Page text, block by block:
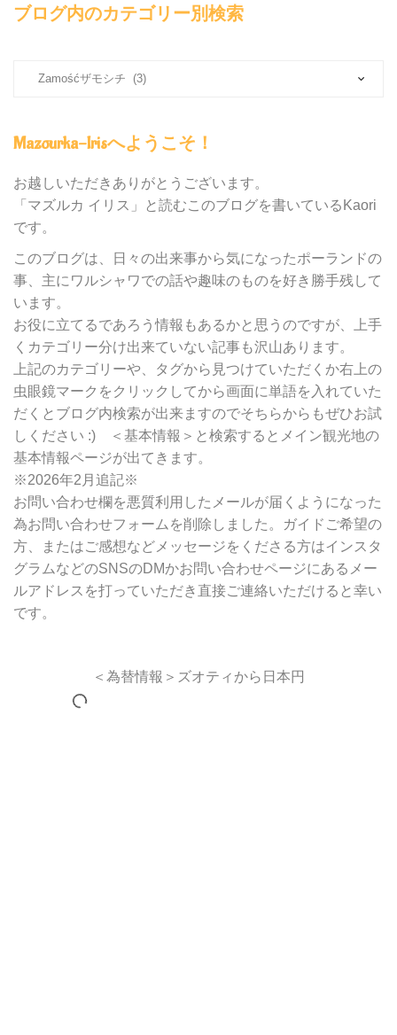
ブログ内のカテゴリー別検索
の
テ
ゴ
ー
別
検
索
Mazourka-Irisへようこそ！
お越しいただきありがとうございます。
「マズルカ イリス」と読むこのブログを書いているKaori
です。
このブログは、日々の出来事から気になったポーランドの
事、主にワルシャワでの話や趣味のものを好き勝手残して
います。
お役に立てるであろう情報もあるかと思うのですが、上手
くカテゴリー分け出来ていない記事も沢山あります。
上記のカテゴリーや、タグから見つけていただくか右上の
虫眼鏡マークをクリックしてから画面に単語を入れていた
だくとブログ内検索が出来ますのでそちらからもぜひお試
しください :) ＜基本情報＞と検索するとメイン観光地の
基本情報ページが出てきます。
※2026年2月追記※
お問い合わせ欄を悪質利用したメールが届くようになった
為お問い合わせフォームを削除しました。ガイドご希望の
方、またはご感想などメッセージをくださる方はインスタ
グラムなどのSNSのDMかお問い合わせページにあるメー
ルアドレスを打っていただき直接ご連絡いただけると幸い
です。
＜為替情報＞ズオティから日本円